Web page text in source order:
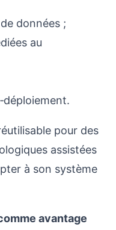
données ;
au
pour des
assistées
à son système
avantage